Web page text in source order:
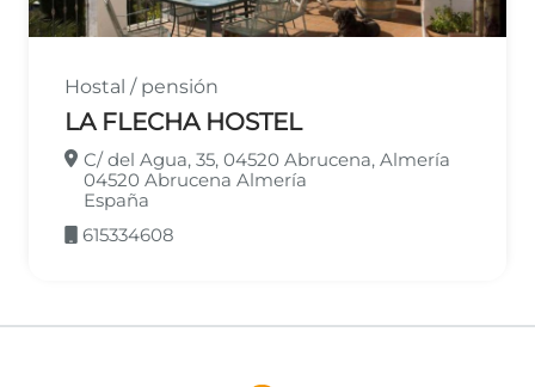
Hostal / pensión
LA FLECHA HOSTEL
C/ del Agua, 35, 04520 Abrucena, Almería
04520 Abrucena Almería
España
615334608